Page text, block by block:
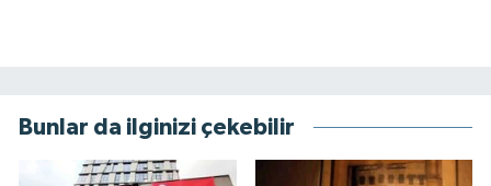
Bunlar da ilginizi çekebilir